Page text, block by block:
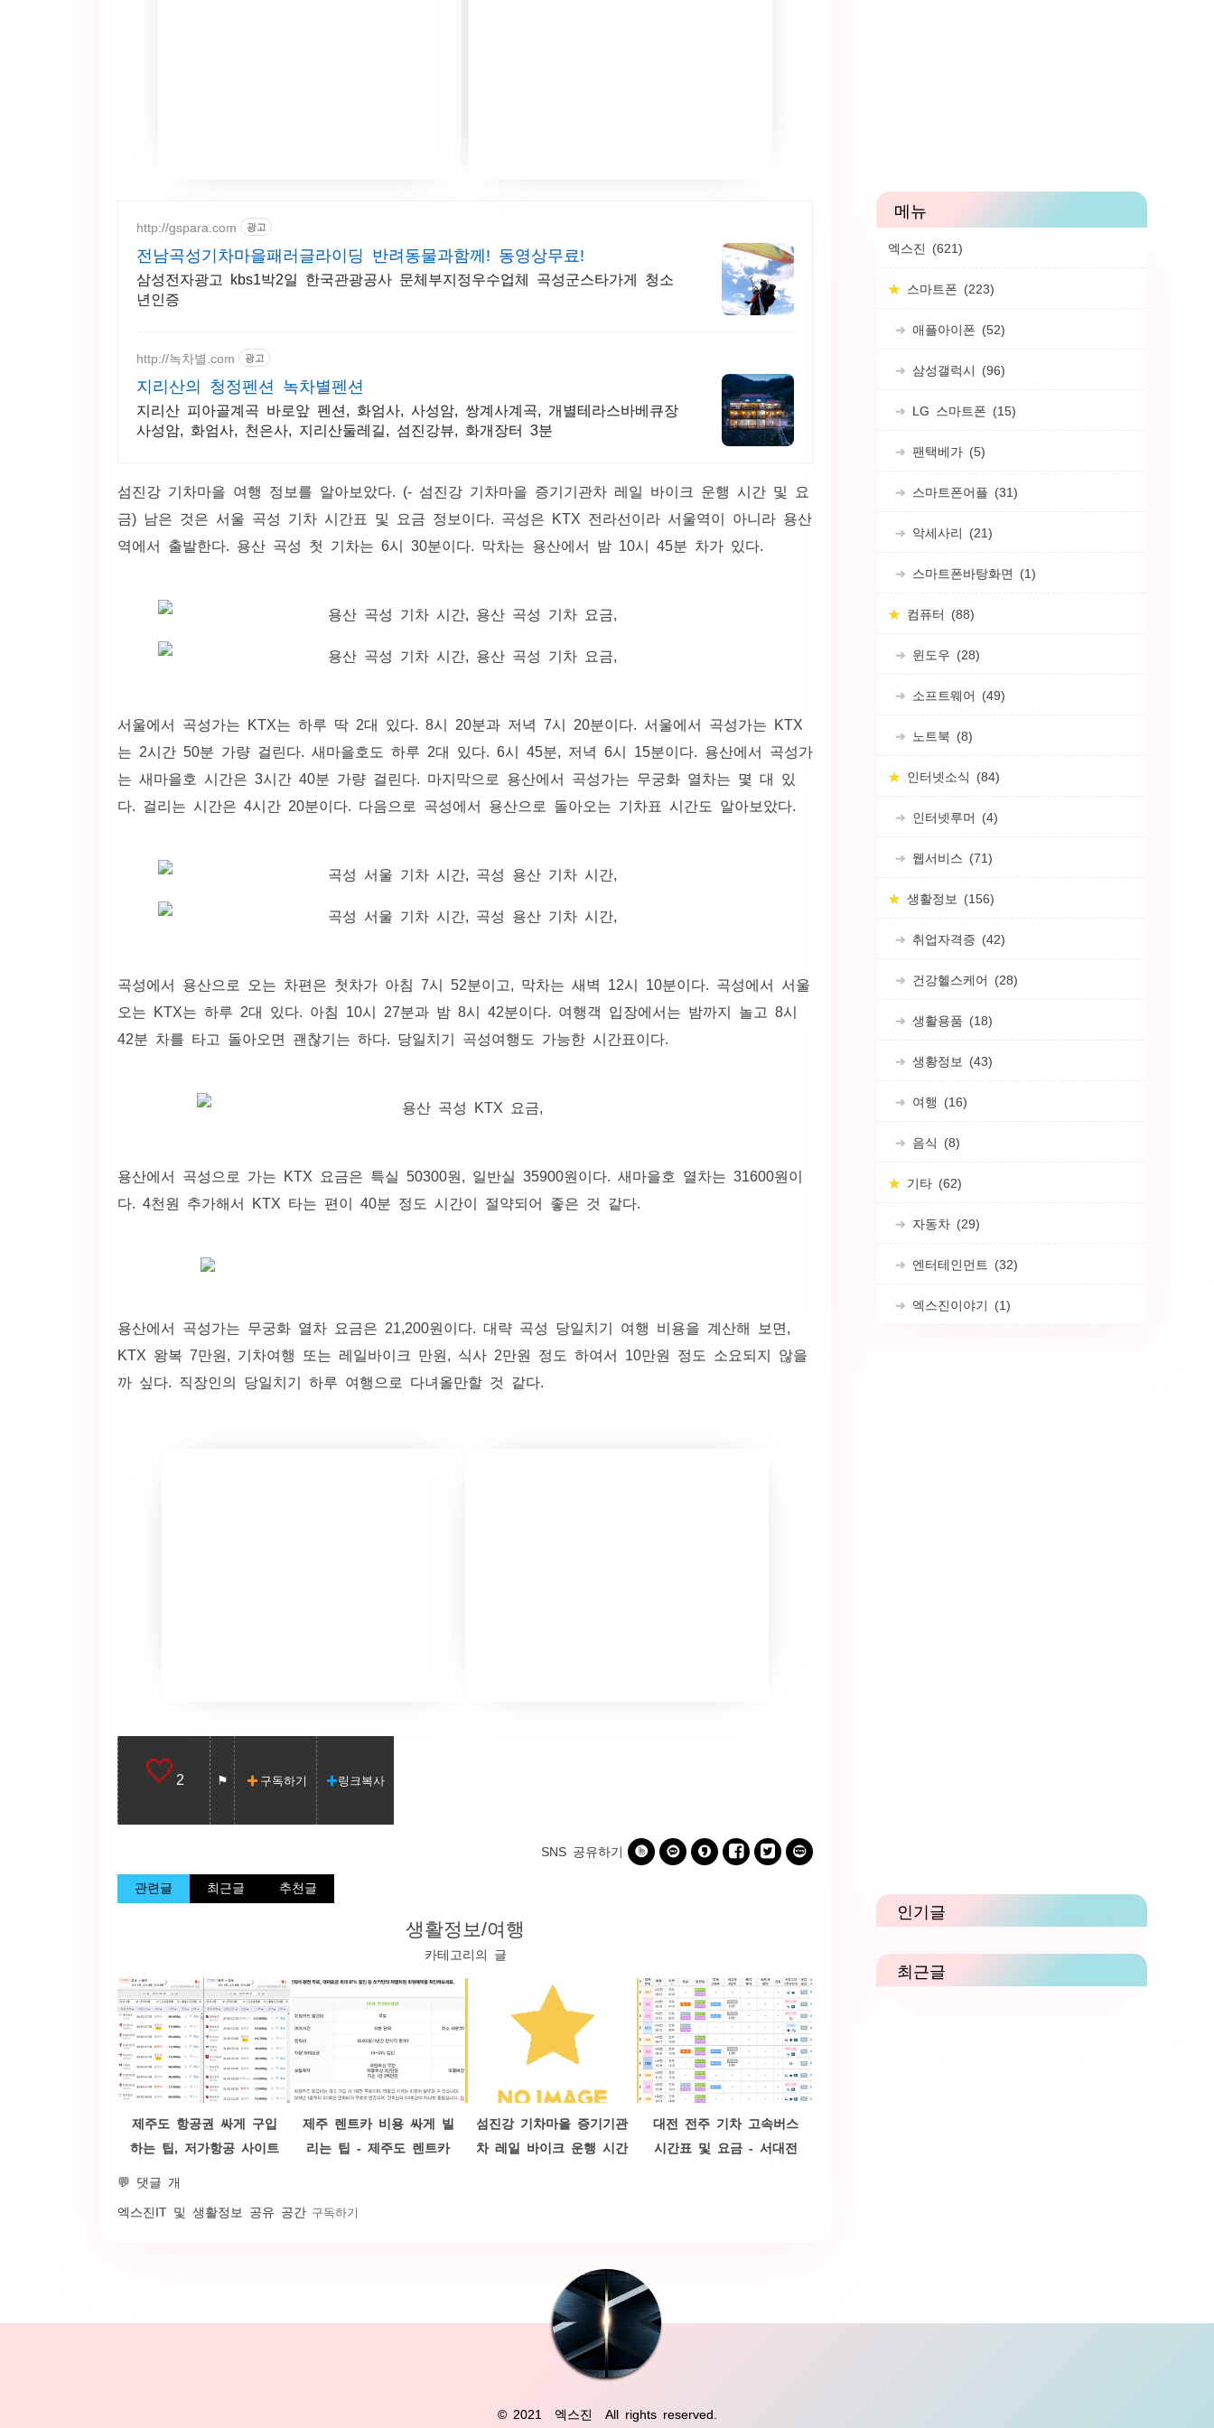
http://gspara.com 광고
전남곡성기차마을패러글라이딩 반려동물과함께! 동영상무료!
삼성전자광고 kbs1박2일 한국관광공사 문체부지정우수업체 곡성군스타가게 청소
년인증
http://녹차별.com 광고
지리산의 청정펜션 녹차별펜션
지리산 피아골계곡 바로앞 펜션, 화엄사, 사성암, 쌍계사계곡, 개별테라스바베큐장
사성암, 화엄사, 천은사, 지리산둘레길, 섬진강뷰, 화개장터 3분
섬진강 기차마을 여행 정보를 알아보았다. (- 섬진강 기차마을 증기기관차 레일 바이크 운행 시간 및 요
금) 남은 것은 서울 곡성 기차 시간표 및 요금 정보이다. 곡성은 KTX 전라선이라 서울역이 아니라 용산
역에서 출발한다. 용산 곡성 첫 기차는 6시 30분이다. 막차는 용산에서 밤 10시 45분 차가 있다.
서울에서 곡성가는 KTX는 하루 딱 2대 있다. 8시 20분과 저녁 7시 20분이다. 서울에서 곡성가는 KTX
는 2시간 50분 가량 걸린다. 새마을호도 하루 2대 있다. 6시 45분, 저녁 6시 15분이다. 용산에서 곡성가
는 새마을호 시간은 3시간 40분 가량 걸린다. 마지막으로 용산에서 곡성가는 무궁화 열차는 몇 대 있
다. 걸리는 시간은 4시간 20분이다. 다음으로 곡성에서 용산으로 돌아오는 기차표 시간도 알아보았다.
곡성에서 용산으로 오는 차편은 첫차가 아침 7시 52분이고, 막차는 새벽 12시 10분이다. 곡성에서 서울
오는 KTX는 하루 2대 있다. 아침 10시 27분과 밤 8시 42분이다. 여행객 입장에서는 밤까지 놀고 8시
42분 차를 타고 돌아오면 괜찮기는 하다. 당일치기 곡성여행도 가능한 시간표이다.
용산에서 곡성으로 가는 KTX 요금은 특실 50300원, 일반실 35900원이다. 새마을호 열차는 31600원이
다. 4천원 추가해서 KTX 타는 편이 40분 정도 시간이 절약되어 좋은 것 같다.
용산에서 곡성가는 무궁화 열차 요금은 21,200원이다. 대략 곡성 당일치기 여행 비용을 계산해 보면,
KTX 왕복 7만원, 기차여행 또는 레일바이크 만원, 식사 2만원 정도 하여서 10만원 정도 소요되지 않을
까 싶다. 직장인의 당일치기 하루 여행으로 다녀올만할 것 같다.
2 구독하기 링크복사
SNS 공유하기      
관련글 최근글 추천글
생활정보/여행
카테고리의 글
제주도 항공권 싸게 구입
하는 팁, 저가항공 사이트
제주 렌트카 비용 싸게 빌
리는 팁 - 제주도 렌트카
섬진강 기차마을 증기기관
차 레일 바이크 운행 시간
대전 전주 기차 고속버스
시간표 및 요금 - 서대전
💬 댓글 개
엑스진 IT 및 생활정보 공유 공간 구독하기
엑스진 (621)
스마트폰 (223)
애플아이폰 (52)
삼성갤럭시 (96)
LG 스마트폰 (15)
팬택베가 (5)
스마트폰어플 (31)
악세사리 (21)
스마트폰바탕화면 (1)
컴퓨터 (88)
윈도우 (28)
소프트웨어 (49)
노트북 (8)
인터넷소식 (84)
인터넷루머 (4)
웹서비스 (71)
생활정보 (156)
취업자격증 (42)
건강헬스케어 (28)
생활용품 (18)
생황정보 (43)
여행 (16)
음식 (8)
기타 (62)
자동차 (29)
엔터테인먼트 (32)
엑스진이야기 (1)
인기글
최근글
© 2021 엑스진 All rights reserved.